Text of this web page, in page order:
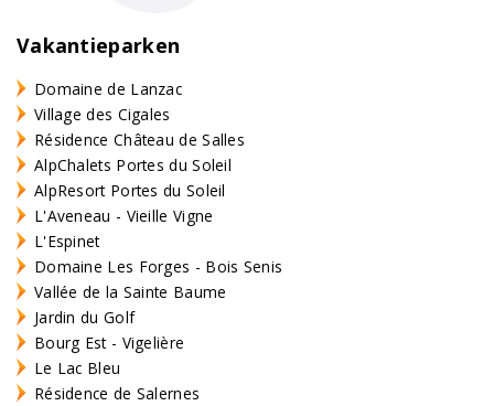
Vakantieparken
Domaine de Lanzac
Village des Cigales
Résidence Château de Salles
AlpChalets Portes du Soleil
AlpResort Portes du Soleil
L'Aveneau - Vieille Vigne
L'Espinet
Domaine Les Forges - Bois Senis
Vallée de la Sainte Baume
Jardin du Golf
Bourg Est - Vigelière
Le Lac Bleu
Résidence de Salernes